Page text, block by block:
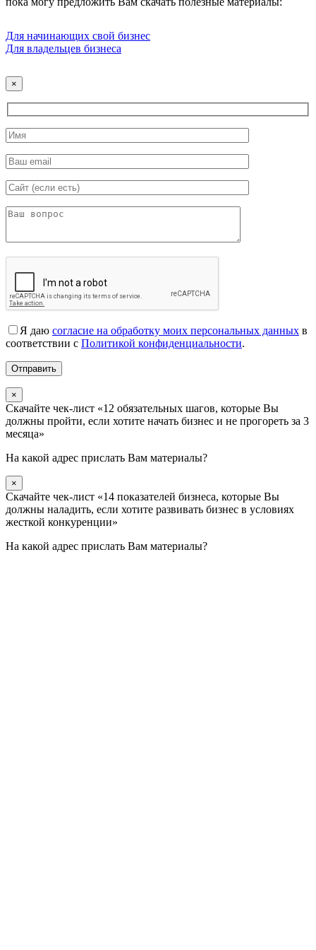
Для начинающих свой бизнес
Для владельцев бизнеса
×
Я даю согласие на обработку моих персональных данных в
соответствии с Политикой конфиденциальности.
×
Скачайте чек-лист «12 обязательных шагов, которые Вы
должны пройти, если хотите начать бизнес и не прогореть за 3
месяца»
На какой адрес прислать Вам материалы?
×
Скачайте чек-лист «14 показателей бизнеса, которые Вы
должны наладить, если хотите развивать бизнес в условиях
жесткой конкуренции»
На какой адрес прислать Вам материалы?